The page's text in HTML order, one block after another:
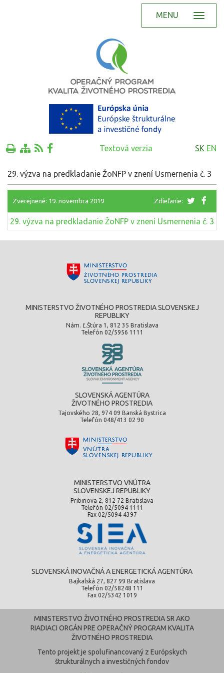
MENU
Textová verzia SK EN
29. výzva na predkladanie ŽoNFP v znení Usmernenia č. 3
Zverejnené: 19. novembra 2019 Zdieľanie:
29. výzva na predkladanie ŽoNFP v znení Usmernenia č. 3
MINISTERSTVO ŽIVOTNÉHO PROSTREDIA SLOVENSKEJ
REPUBLIKY
Nám. Ľ.Štúra 1, 812 35 Bratislava
Telefón 02/5956 1111
SLOVENSKÁ AGENTÚRA
ŽIVOTNÉHO PROSTREDIA
Tajovského 28, 974 09 Banská Bystrica
Telefón 048/413 02 90
MINISTERSTVO VNÚTRA
SLOVENSKEJ REPUBLIKY
Pribinova 2, 812 72 Bratislava
Telefón 02/5094 1111
Fax 02/5094 4397
SLOVENSKÁ INOVAČNÁ A ENERGETICKÁ AGENTÚRA
Bajkalská 27, 827 99 Bratislava
Telefón 02/58248 111
Fax 02/5342 1019
MINISTERSTVO ŽIVOTNÉHO PROSTREDIA SR AKO
RIADIACI ORGÁN PRE OPERAČNÝ PROGRAM KVALITA
ŽIVOTNÉHO PROSTREDIA
Tento projekt je spolufinancovaný z Európskych
štrukturálnych a investičných fondov